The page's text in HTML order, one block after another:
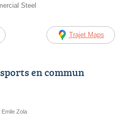
Steel
Trajet Maps
en commun
Zola